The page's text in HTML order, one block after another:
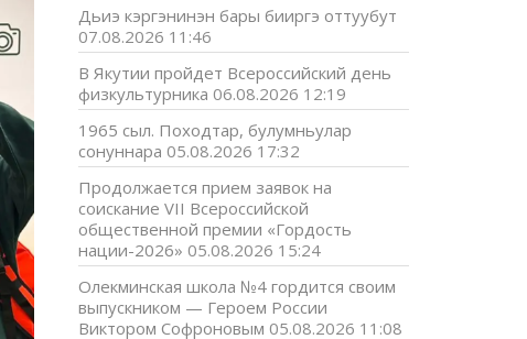
Дьиэ кэргэнинэн бары бииргэ оттуубут
07.08.2026 11:46
В Якутии пройдет Всероссийский день
физкультурника 06.08.2026 12:19
1965 сыл. Походтар, булумньулар
сонуннара 05.08.2026 17:32
Продолжается прием заявок на
соискание VII Всероссийской
общественной премии «Гордость
нации-2026» 05.08.2026 15:24
Олекминская школа №4 гордится своим
выпускником — Героем России
Виктором Софроновым 05.08.2026 11:08